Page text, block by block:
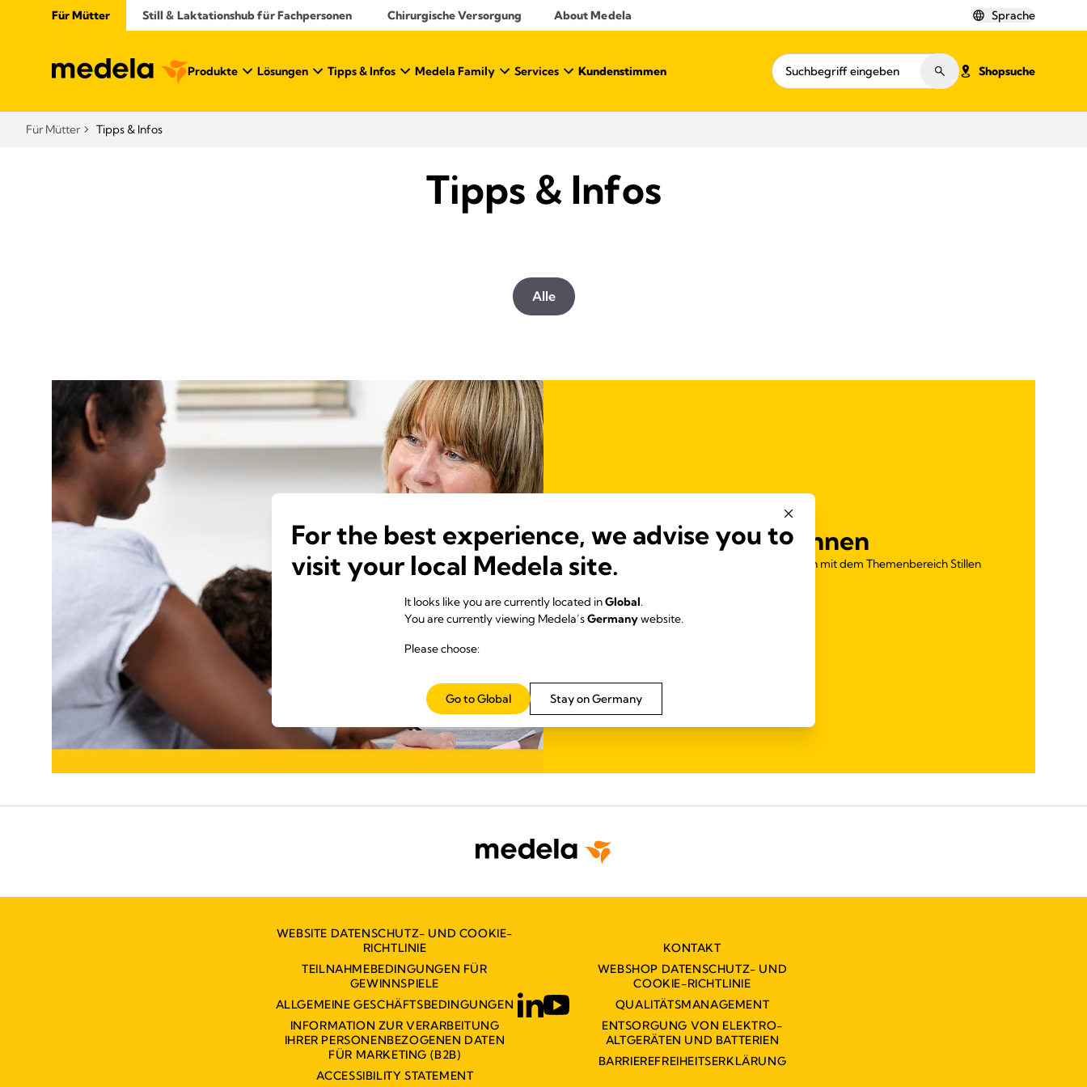
Für Mütter Still & Laktationshub für Fachpersonen Chirurgische Versorgung About Medela Sprache
Produkte Lösungen Tipps & Infos Medela Family Services Kundenstimmen Shopsuche
Für Mütter Tipps & Infos
Tipps & Infos
Alle
Laktationsberaterinnen
Fachartikel und Berichte für Experten, die sich mit dem Themenbereich Stillen
beschäftigen
Erfahren Sie mehr
WEBSITE DATENSCHUTZ- UND COOKIE-
RICHTLINIE
TEILNAHMEBEDINGUNGEN FÜR
GEWINNSPIELE
ALLGEMEINE GESCHÄFTSBEDINGUNGEN
INFORMATION ZUR VERARBEITUNG
IHRER PERSONENBEZOGENEN DATEN
FÜR MARKETING (B2B)
ACCESSIBILITY STATEMENT
KONTAKT
WEBSHOP DATENSCHUTZ- UND
COOKIE-RICHTLINIE
QUALITÄTSMANAGEMENT
ENTSORGUNG VON ELEKTRO-
ALTGERÄTEN UND BATTERIEN
BARRIEREFREIHEITSERKLÄRUNG
For the best experience, we advise you to
visit your local Medela site.
It looks like you are currently located inGlobal.
You are currently viewing Medela’sGermanywebsite.
Please choose:
Stay on Germany
Go to Global